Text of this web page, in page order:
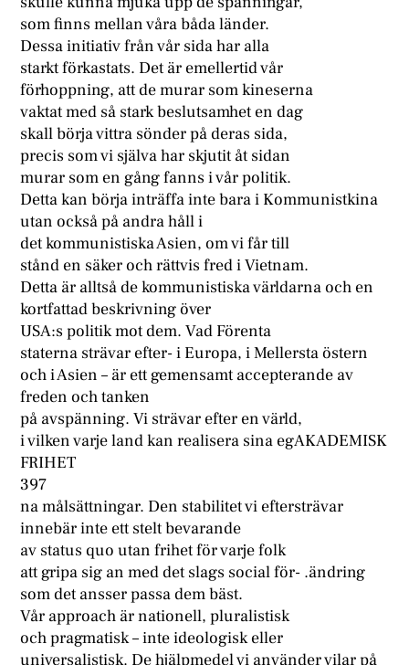
som finns mellan våra båda länder.
Dessa initiativ från vår sida har alla
starkt förkastats. Det är emellertid vår
förhoppning, att de murar som kineserna
vaktat med så stark beslutsamhet en dag
skall börja vittra sönder på deras sida,
precis som vi själva har skjutit åt sidan
murar som en gång fanns i vår politik.
Detta kan börja inträffa inte bara i Kommunistkina
utan också på andra håll i
det kommunistiska Asien, om vi får till
stånd en säker och rättvis fred i Vietnam.
Detta är alltså de kommunistiska världarna och en
kortfattad beskrivning över
USA:s politik mot dem. Vad Förenta
staterna strävar efter- i Europa, i Mellersta östern
och i Asien – är ett gemensamt accepterande av
freden och tanken
på avspänning. Vi strävar efter en värld,
i vilken varje land kan realisera sina egAKADEMISK
FRIHET
397
na målsättningar. Den stabilitet vi eftersträvar
innebär inte ett stelt bevarande
av status quo utan frihet för varje folk
att gripa sig an med det slags social för- .ändring
som det ansser passa dem bäst.
Vår approach är nationell, pluralistisk
och pragmatisk – inte ideologisk eller
universalistisk. De hjälpmedel vi använder vilar på